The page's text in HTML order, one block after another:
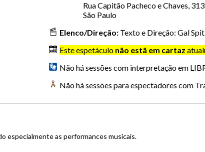
Rua Capitão Pacheco e Chaves,
São Paulo
Elenco/Direção: Texto e Direção: Gal
Este espetáculo não estã em cartaz
Não há sessões com interpretação em
Não há sessões para espectadores com
especialmente as performances musicais.